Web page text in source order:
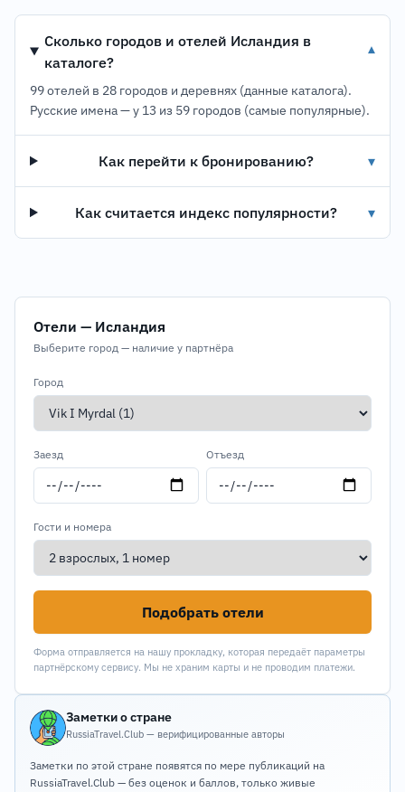
Сколько городов и отелей Исландия в
каталоге?
▾
99 отелей в 28 городов и деревнях (данные каталога).
Русские имена — у 13 из 59 городов (самые популярные).
Как перейти к бронированию? ▾
Как считается индекс популярности? ▾
Отели — Исландия
Выберите город — наличие у партнёра
Город
Заезд Отъезд
Гости и номера
Подобрать отели
Форма отправляется на нашу прокладку, которая передаёт параметры
партнёрскому сервису. Мы не храним карты и не проводим платежи.
Заметки о стране
RussiaTravel.Club — верифицированные авторы
Заметки по этой стране появятся по мере публикаций на
RussiaTravel.Club — без оценок и баллов, только живые